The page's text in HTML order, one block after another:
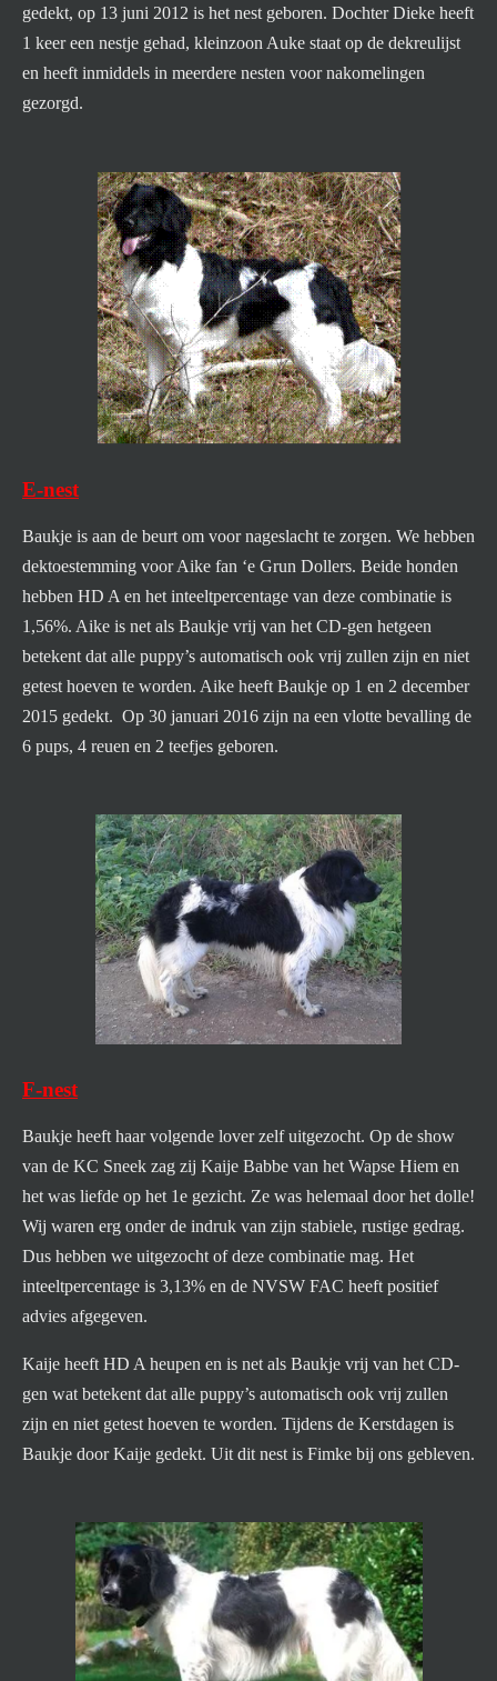
gedekt, op 13 juni 2012 is het nest geboren. Dochter Dieke heeft
1 keer een nestje gehad, kleinzoon Auke staat op de dekreulijst
en heeft inmiddels in meerdere nesten voor nakomelingen
gezorgd.
E-nest
Baukje is aan de beurt om voor nageslacht te zorgen. We hebben
dektoestemming voor Aike fan ‘e Grun Dollers. Beide honden
hebben HD A en het inteeltpercentage van deze combinatie is
1,56%. Aike is net als Baukje vrij van het CD-gen hetgeen
betekent dat alle puppy’s automatisch ook vrij zullen zijn en niet
getest hoeven te worden. Aike heeft Baukje op 1 en 2 december
2015 gedekt. Op 30 januari 2016 zijn na een vlotte bevalling de
6 pups, 4 reuen en 2 teefjes geboren.
F-nest
Baukje heeft haar volgende lover zelf uitgezocht. Op de show
van de KC Sneek zag zij Kaije Babbe van het Wapse Hiem en
het was liefde op het 1e gezicht. Ze was helemaal door het dolle!
Wij waren erg onder de indruk van zijn stabiele, rustige gedrag.
Dus hebben we uitgezocht of deze combinatie mag. Het
inteeltpercentage is 3,13% en de NVSW FAC heeft positief
advies afgegeven.
Kaije heeft HD A heupen en is net als Baukje vrij van het CD-
gen wat betekent dat alle puppy’s automatisch ook vrij zullen
zijn en niet getest hoeven te worden. Tijdens de Kerstdagen is
Baukje door Kaije gedekt. Uit dit nest is Fimke bij ons gebleven.